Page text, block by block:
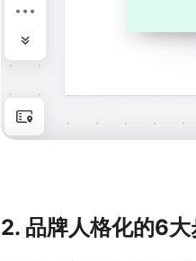
2. 品牌人格化的6大